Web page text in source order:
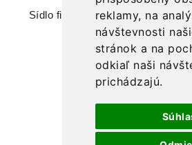
reklamy, na
návštevnosti
stránok a na
odkiaľ naši
prichádzajú.
Sídlo firmy: IRKA spol. s r. o.,
Bratislava
+421 903 202